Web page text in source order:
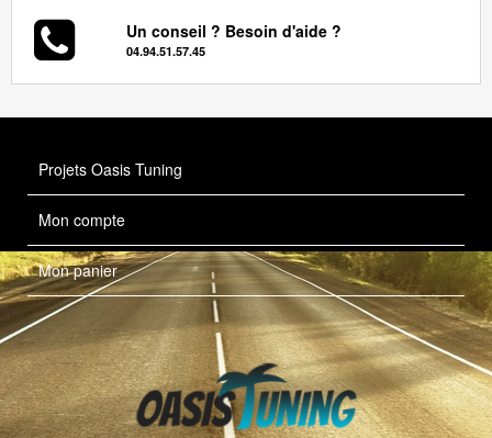
Un conseil ? Besoin d'aide ?
04.94.51.57.45
Projets Oasis Tuning
Mon compte
Mon panier